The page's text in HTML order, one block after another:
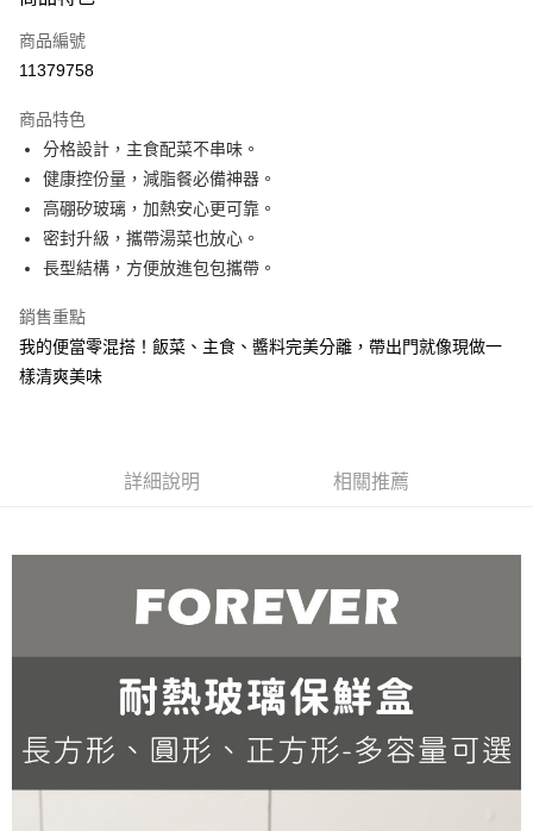
信用卡一次付款
信用卡分期付款
合作金庫商業銀行
華南商業銀行
上海商業儲蓄銀行
國泰世華商業銀行
臺灣中小企業銀行
匯豐（台灣）商業銀行
聯邦商業銀行
元大商業銀行
台新國際商業銀行
中國信託商業銀行
台灣樂天信用卡公司
超商取貨付款
ATM付款
貨到付款
全家取貨 付款
每筆NT$80，滿NT$499(含以上)免運費
貨到付款
每筆NT$150，滿NT$2,000(含以上)免運費
商品編號
11379758
商品特色
分格設計，主食配菜不串味。
健康控份量，減脂餐必備神器。
高硼矽玻璃，加熱安心更可靠。
密封升級，攜帶湯菜也放心。
長型結構，方便放進包包攜帶。
銷售重點
我的便當零混搭！飯菜、主食、醬料完美分離，帶出門就像現做一
樣清爽美味
詳細說明 相關推薦